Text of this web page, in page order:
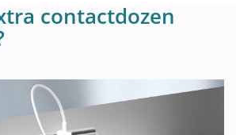
contactdozen